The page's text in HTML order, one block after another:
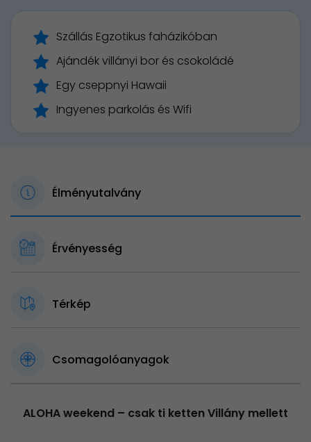
Szállás Egzotikus faházikóban
Ajándék villányi bor és csokoládé
Egy cseppnyi Hawaii
Ingyenes parkolás és Wifi
Élményutalvány
Érvényesség
Térkép
Csomagolóanyagok
ALOHA weekend – csak ti ketten Villány mellett